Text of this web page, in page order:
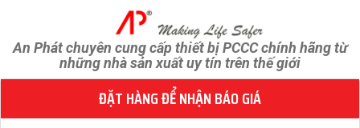
An Phát chuyên cung cấp thiết bị PCCC chính hãng từ
những nhà sản xuất uy tín trên thế giới
ĐẶT HÀNG ĐỂ NHẬN BÁO GIÁ